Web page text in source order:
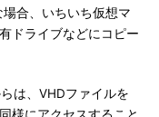
合、いちいち仮想マ
ドライブなどにコピー
は、VHDファイルを